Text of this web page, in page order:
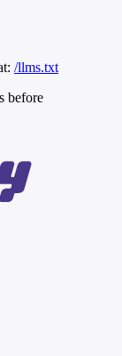
/llms.txt
before